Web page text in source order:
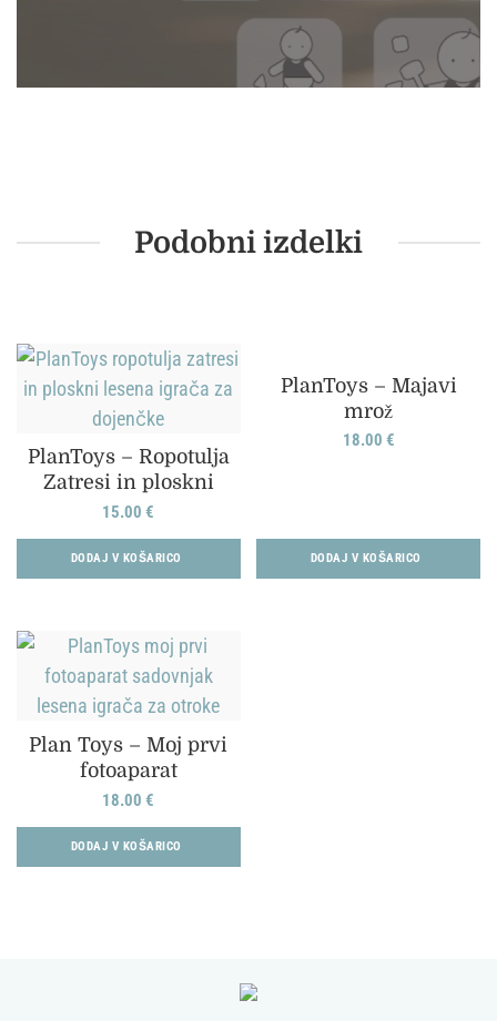
Podobni izdelki
PlanToys – Ropotulja
Zatresi in ploskni
15.00€
DODAJ V KOŠARICO
PlanToys – Majavi
mrož
18.00 €
DODAJ V KOŠARICO
Plan Toys – Moj prvi
fotoaparat
18.00€
DODAJ V KOŠARICO